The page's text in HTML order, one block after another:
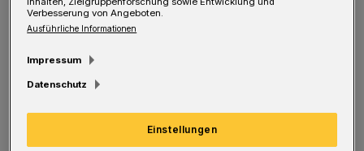
D en Auftakt machen wie immer die
kleinsten Sängerinnen und Sänger: Am
Dienstag (2. Dezember 2025) ab 11 Uhr zeigen
sie bei der „SingPause“ alles gelernt haben.
Verbesserung von Angeboten.
Ausführliche Informationen
Impressum
Datenschutz
Einstellungen